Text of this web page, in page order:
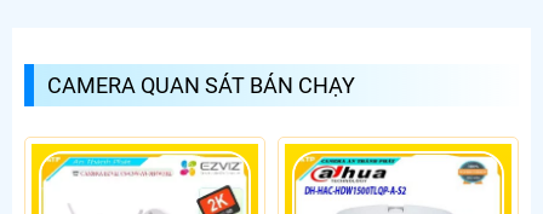
CAMERA QUAN SÁT BÁN CHẠY